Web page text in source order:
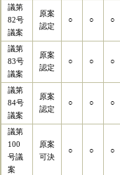
議第
82号
議案
原案
認定
○ ○ ○
議第
83号
議案
原案
認定
○ ○ ○
議第
84号
議案
原案
認定
○ ○ ○
議第
100
号議
案
原案
可決
○ ○ ○